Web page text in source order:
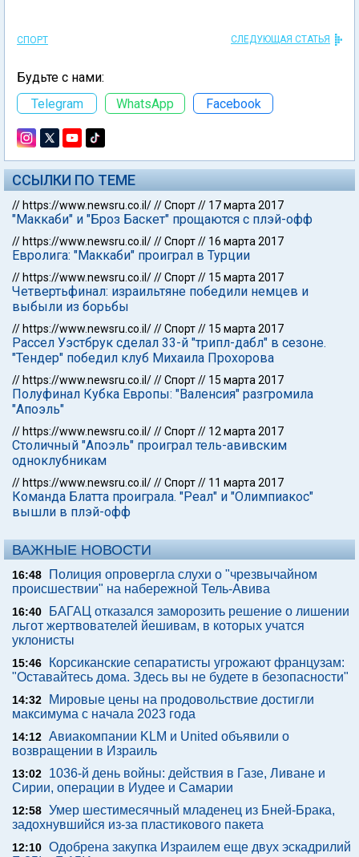
СПОРТ СЛЕДУЮЩАЯ СТАТЬЯ
Будьте с нами:
Telegram
WhatsApp Facebook
ССЫЛКИ ПО ТЕМЕ
// https://www.newsru.co.il///Спорт// 17 марта 2017
"Маккаби" и "Броз Баскет" прощаются с плэй-офф
// https://www.newsru.co.il///Спорт// 16 марта 2017
Евролига: "Маккаби" проиграл в Турции
// https://www.newsru.co.il///Спорт// 15 марта 2017
Четвертьфинал: израильтяне победили немцев и
выбыли из борьбы
// https://www.newsru.co.il///Спорт// 15 марта 2017
Рассел Уэстбрук сделал 33-й "трипл-дабл" в сезоне.
"Тендер" победил клуб Михаила Прохорова
// https://www.newsru.co.il///Спорт// 15 марта 2017
Полуфинал Кубка Европы: "Валенсия" разгромила
"Апоэль"
// https://www.newsru.co.il///Спорт// 12 марта 2017
Столичный "Апоэль" проиграл тель-авивским
одноклубникам
// https://www.newsru.co.il///Спорт// 11 марта 2017
Команда Блатта проиграла. "Реал" и "Олимпиакос"
вышли в плэй-офф
ВАЖНЫЕ НОВОСТИ
16:48
Полиция опровергла слухи о "чрезвычайном
происшествии" на набережной Тель-Авива
16:40
БАГАЦ отказался заморозить решение о лишении
льгот жертвователей йешивам, в которых учатся
уклонисты
15:46
Корсиканские сепаратисты угрожают французам:
"Оставайтесь дома. Здесь вы не будете в безопасности"
14:32
Мировые цены на продовольствие достигли
максимума с начала 2023 года
14:12 Авиакомпании KLM и United объявили о
возвращении в Израиль
13:02
1036-й день войны: действия в Газе, Ливане и
Сирии, операции в Иудее и Самарии
12:58 Умер шестимесячный младенец из Бней-Брака,
задохнувшийся из-за пластикового пакета
12:10 Одобрена закупка Израилем еще двух эскадрилий